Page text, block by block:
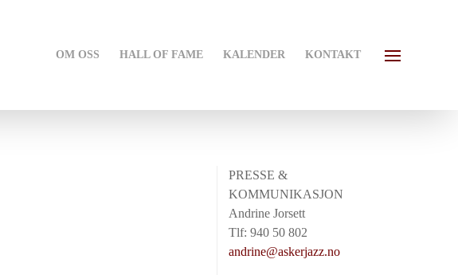
OM OSS HALL OF FAME KALENDER KONTAKT
PRESSE &
KOMMUNIKASJON
Andrine Jorsett
Tlf: 940 50 802
andrine@askerjazz.no